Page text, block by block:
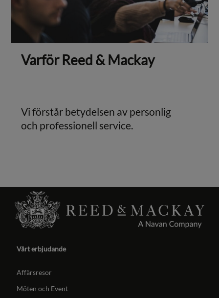
Varför Reed & Mackay
Vi förstår betydelsen av personlig
och professionell service.
Vårt erbjudande
Affärsresor
Möten och Event